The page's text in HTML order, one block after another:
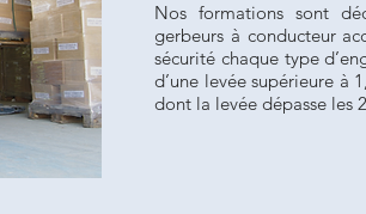
Nos formations sont
gerbeurs à conducteur
sécurité chaque type
d’une levée supérieure à
dont la levée dépasse les